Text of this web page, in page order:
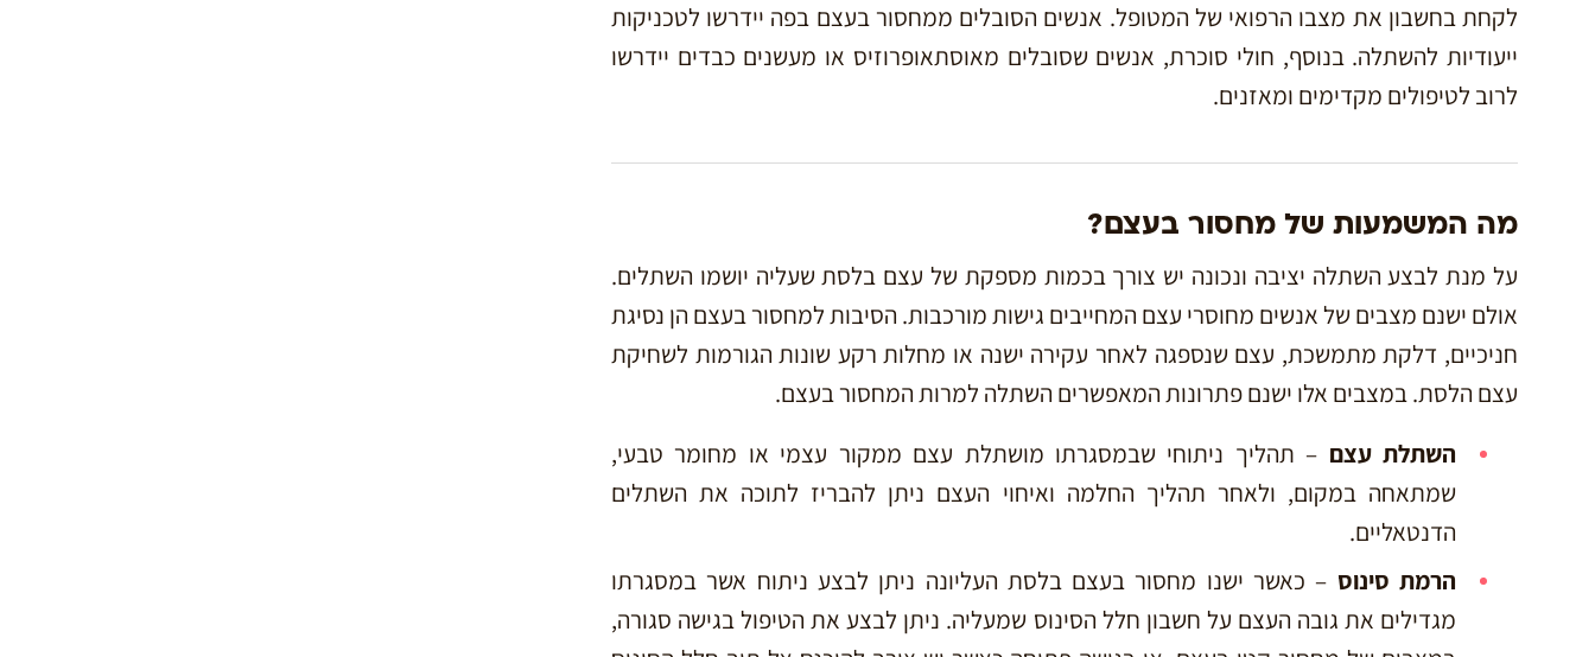
לקחת בחשבון את מצבו הרפואי של המטופל. אנשים הסובלים ממחסור בעצם בפה יידרשו לטכניקות
ייעודיות להשתלה. בנוסף, חולי סוכרת, אנשים שסובלים מאוסתאופרוזיס או מעשנים כבדים יידרשו
לרוב לטיפולים מקדימים ומאזנים.
מה המשמעות של מחסור בעצם?
על מנת לבצע השתלה יציבה ונכונה יש צורך בכמות מספקת של עצם בלסת שעליה יושמו השתלים.
אולם ישנם מצבים של אנשים מחוסרי עצם המחייבים גישות מורכבות. הסיבות למחסור בעצם הן נסיגת
חניכיים, דלקת מתמשכת, עצם שנספגה לאחר עקירה ישנה או מחלות רקע שונות הגורמות לשחיקת
עצם הלסת. במצבים אלו ישנם פתרונות המאפשרים השתלה למרות המחסור בעצם.
השתלת עצם – תהליך ניתוחי שבמסגרתו מושתלת עצם ממקור עצמי או מחומר טבעי,
שמתאחה במקום, ולאחר תהליך החלמה ואיחוי העצם ניתן להבריז לתוכה את השתלים
הדנטאליים.
הרמת סינוס – כאשר ישנו מחסור בעצם בלסת העליונה ניתן לבצע ניתוח אשר במסגרתו
מגדילים את גובה העצם על חשבון חלל הסינוס שמעליה. ניתן לבצע את הטיפול בגישה סגורה,